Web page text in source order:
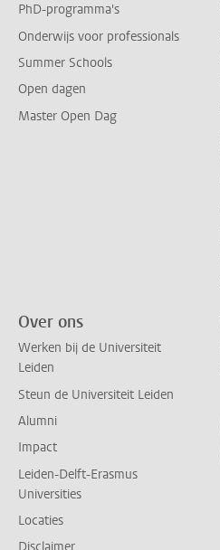
PhD-programma's
Onderwijs voor professionals
Summer Schools
Open dagen
Master Open Dag
Over ons
Werken bij de Universiteit
Leiden
Steun de Universiteit Leiden
Alumni
Impact
Leiden-Delft-Erasmus
Universities
Locaties